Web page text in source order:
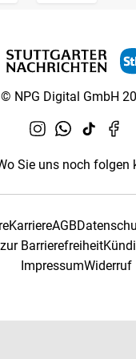
© NPG Digital GmbH
Sie uns noch folgen
KarriereAGB
Barrierefreiheit
ImpressumWiderruf